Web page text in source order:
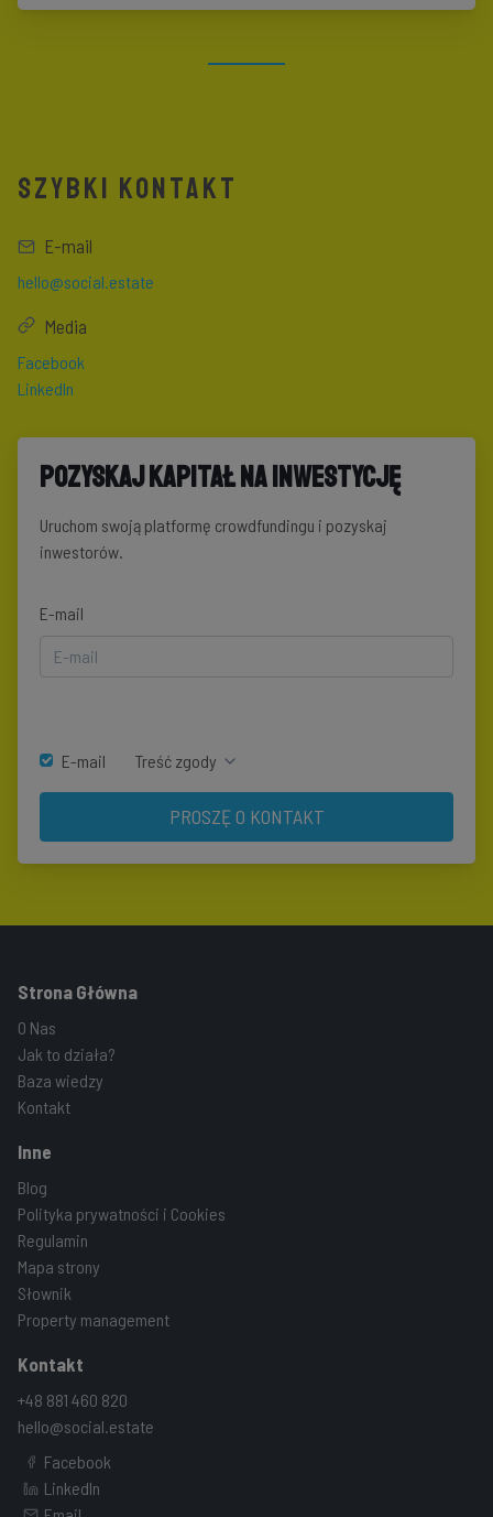
Pozyskaj kapitał na inwestycję
Uruchom swoją platformę crowdfundingu i pozyskaj
inwestorów.
E-mail
E-mail Treść zgody
PROSZĘ O KONTAKT
SZYBKI KONTAKT
E-mail
hello@social.estate
Media
Facebook
LinkedIn
Strona Główna
O Nas
Jak to działa?
Baza wiedzy
Kontakt
Inne
Blog
Polityka prywatności i Cookies
Regulamin
Mapa strony
Słownik
Property management
Kontakt
+48 881 460 820
hello@social.estate
Facebook
LinkedIn